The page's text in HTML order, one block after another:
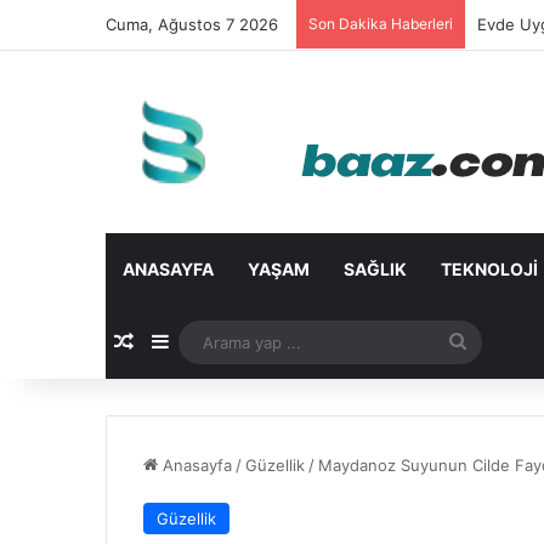
Cuma, Ağustos 7 2026 Son Dakika Haberleri Evde
ANASAYFA YAŞAM SAĞLIK TEKNOLOJI
Rastgele Makale
Kenar Bölmesi
yap
Anasayfa /Güzellik / Maydanoz Suyunun Cilde
Güzellik